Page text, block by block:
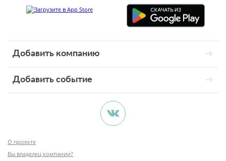
Добавить компанию
Добавить событие
О проекте
Вы владелец компании?